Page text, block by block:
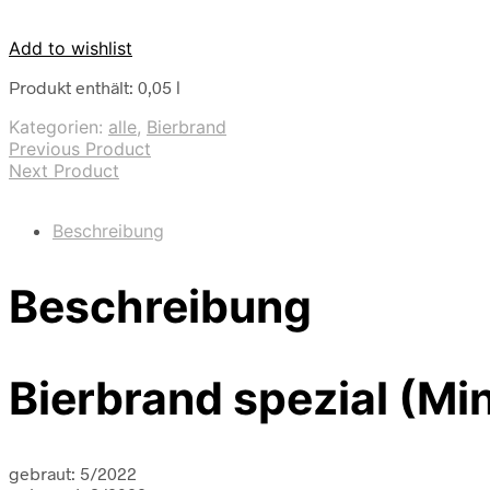
Add to wishlist
Produkt enthält: 0,05 l
Kategorien: alle, Bierbrand
Previous Product
Next Product
Beschreibung
Beschreibung
Bierbrand spezial
gebraut: 5/2022